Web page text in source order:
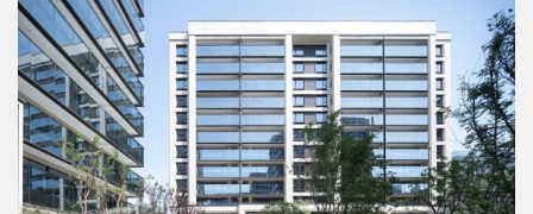
⊙豪宅立面效果图